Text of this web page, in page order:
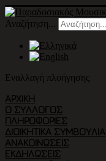
Αναζήτηση...
Εναλλαγή πλοήγησης
ΑΡΧΙΚΉ
Ο ΣΎΛΛΟΓΟΣ
ΠΛΗΡΟΦΟΡΙΕΣ
ΔΙΟΙΚΗΤΙΚΑ ΣΥΜΒΟΥΛΙΑ
ΑΝΑΚΟΙΝΩΣΕΙΣ
ΕΚΔΗΛΏΣΕΙΣ